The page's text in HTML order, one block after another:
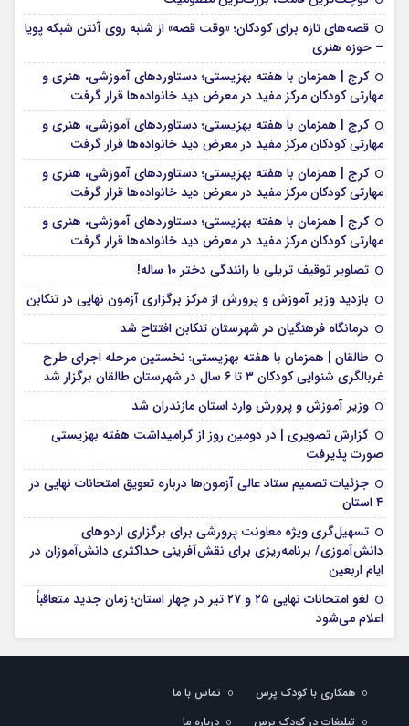
قصه‌های تازه برای کودکان؛ «وقت قصه» از شنبه روی آنتن شبکه پویا
– حوزه هنری
کرج | همزمان با هفته بهزیستی؛ دستاوردهای آموزشی، هنری و
مهارتی کودکان مرکز مفید در معرض دید خانواده‌ها قرار گرفت
کرج | همزمان با هفته بهزیستی؛ دستاوردهای آموزشی، هنری و
مهارتی کودکان مرکز مفید در معرض دید خانواده‌ها قرار گرفت
کرج | همزمان با هفته بهزیستی؛ دستاوردهای آموزشی، هنری و
مهارتی کودکان مرکز مفید در معرض دید خانواده‌ها قرار گرفت
کرج | همزمان با هفته بهزیستی؛ دستاوردهای آموزشی، هنری و
مهارتی کودکان مرکز مفید در معرض دید خانواده‌ها قرار گرفت
تصاویر توقیف تریلی با رانندگی دختر 10 ساله!
بازدید وزیر آموزش و پرورش از مرکز برگزاری آزمون نهایی در تنکابن
درمانگاه فرهنگیان در شهرستان تنکابن افتتاح شد
طالقان | همزمان با هفته بهزیستی؛ نخستین مرحله اجرای طرح
غربالگری شنوایی کودکان ۳ تا ۶ سال در شهرستان طالقان برگزار شد
وزیر آموزش و پرورش وارد استان مازندران شد
گزارش تصویری | در دومین روز از گرامیداشت هفته بهزیستی
صورت پذیرفت
جزئیات تصمیم ستاد عالی آزمون‌ها درباره تعویق امتحانات نهایی در
۴ استان
تسهیل‌گری ویژه معاونت پرورشی برای برگزاری اردوهای
دانش‌آموزی/ برنامه‌ریزی برای نقش‌آفرینی حداکثری دانش‌آموزان در
ایام اربعین
لغو امتحانات نهایی ۲۵ و ۲۷ تیر در چهار استان؛ زمان جدید متعاقباً
اعلام می‌شود
همکاری با کودک پرس
تماس با ما
تبلیغات در کودک پرس
درباره ما